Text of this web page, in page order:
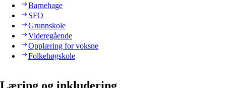
Barnehage
SFO
Grunnskole
Videregående
Opplæring for voksne
Folkehøgskole